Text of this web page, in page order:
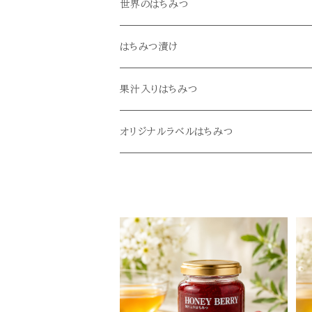
菜の花・桜
蓮華・藤
栃・谷空木
冬青・令法
はちみつ漬け
果汁入りはちみつ
世界のはちみつ
アカシア
オレンジ
クローバー
果汁入りはちみつ
はちみつ漬け
果汁入りはちみつ
オリジナルラベルはちみつ